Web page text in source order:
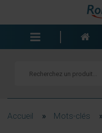
Fauteuils roulants
Accueil » Mots-clés